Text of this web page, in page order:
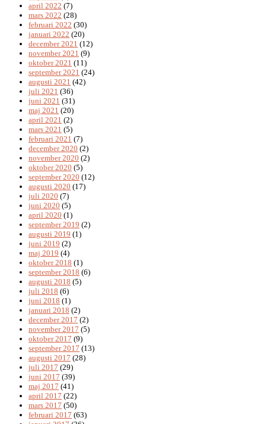
april 2022 (7)
mars 2022 (28)
februari 2022 (30)
januari 2022 (20)
december 2021 (12)
november 2021 (9)
oktober 2021 (11)
september 2021 (24)
augusti 2021 (42)
juli 2021 (36)
juni 2021 (31)
maj 2021 (20)
april 2021 (2)
mars 2021 (5)
februari 2021 (7)
december 2020 (2)
november 2020 (2)
oktober 2020 (5)
september 2020 (12)
augusti 2020 (17)
juli 2020 (7)
juni 2020 (5)
april 2020 (1)
september 2019 (2)
augusti 2019 (1)
juni 2019 (2)
maj 2019 (4)
oktober 2018 (1)
september 2018 (6)
augusti 2018 (5)
juli 2018 (6)
juni 2018 (1)
januari 2018 (2)
december 2017 (2)
november 2017 (5)
oktober 2017 (9)
september 2017 (13)
augusti 2017 (28)
juli 2017 (29)
juni 2017 (39)
maj 2017 (41)
april 2017 (22)
mars 2017 (50)
februari 2017 (63)